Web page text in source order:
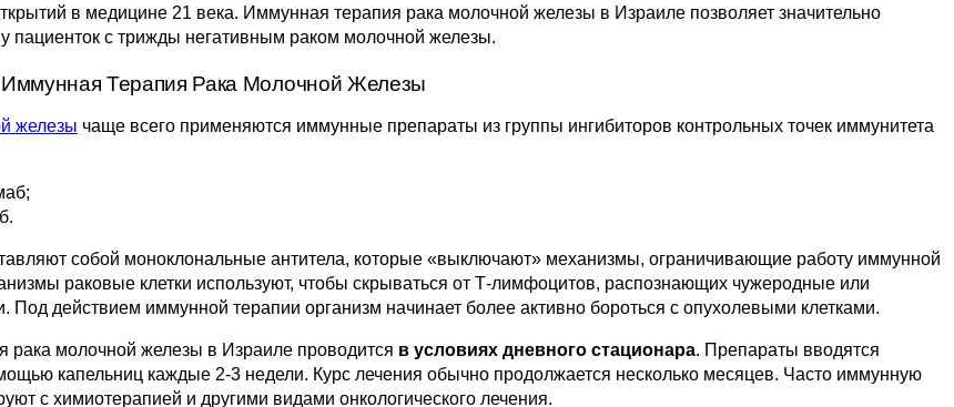
в медицине 21 века. Иммунная терапия рака молочной железы в Израиле позволяет значительно
пациенток с трижды негативным раком молочной железы.
Иммунная Терапия Рака Молочной Железы
железы чаще всего применяются иммунные препараты из группы ингибиторов контрольных точек иммунитета
собой моноклональные антитела, которые «выключают» механизмы, ограничивающие работу иммунной
раковые клетки используют, чтобы скрываться от Т-лимфоцитов, распознающих чужеродные или
Под действием иммунной терапии организм начинает более активно бороться с опухолевыми клетками.
рака молочной железы в Израиле проводится в условиях дневного стационара. Препараты вводятся
капельниц каждые 2-3 недели. Курс лечения обычно продолжается несколько месяцев. Часто иммунную
с химиотерапией и другими видами онкологического лечения.